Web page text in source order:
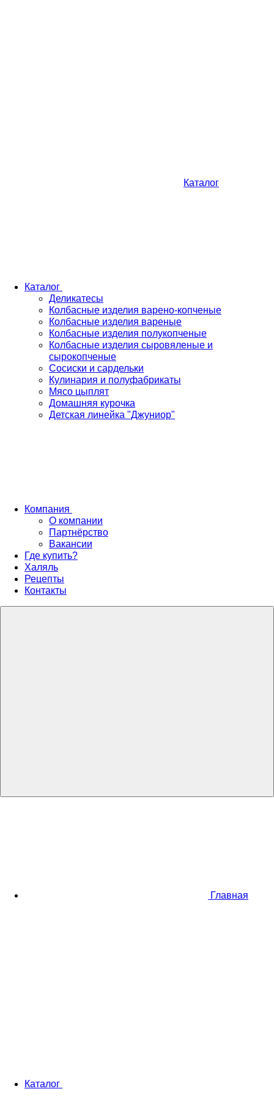
Каталог
Каталог
Деликатесы
Колбасные изделия варено-копченые
Колбасные изделия вареные
Колбасные изделия полукопченые
Колбасные изделия сыровяленые и
сырокопченые
Сосиски и сардельки
Кулинария и полуфабрикаты
Мясо цыплят
Домашняя курочка
Детская линейка "Джуниор"
Компания
О компании
Партнёрство
Вакансии
Где купить?
Халяль
Рецепты
Контакты
Главная
Каталог